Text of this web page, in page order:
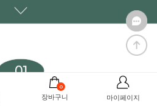
0
장바구니 마이페이지